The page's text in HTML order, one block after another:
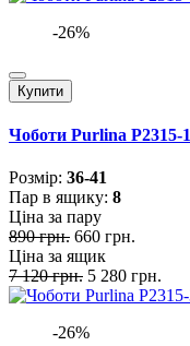
-26%
Купити
Чоботи Purlina P2315-1
Розмiр: 36-41
Пар в ящику: 8
Ціна за пару
890 грн. 660 грн.
Ціна за ящик
7 120 грн. 5 280 грн.
-26%